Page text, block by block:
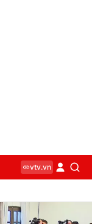
vtv.vn